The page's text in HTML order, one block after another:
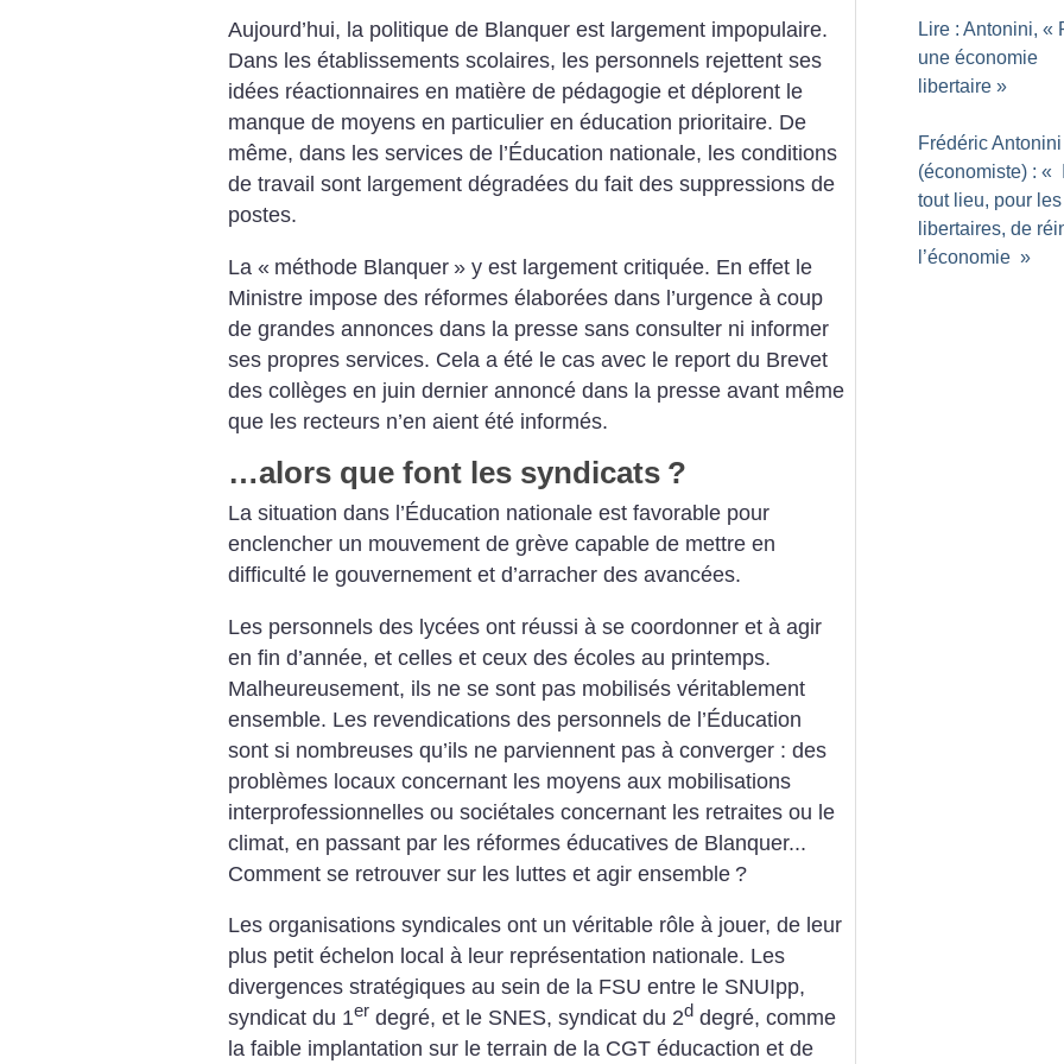
Aujourd’hui, la politique de Blanquer est largement impopulaire.
Dans les établissements scolaires, les personnels rejettent ses
idées réactionnaires en matière de pédagogie et déplorent le
manque de moyens en particulier en éducation prioritaire. De
même, dans les services de l’Éducation nationale, les conditions
de travail sont largement dégradées du fait des suppressions de
postes.
La « méthode Blanquer » y est largement critiquée. En effet le
Ministre impose des réformes élaborées dans l’urgence à coup
de grandes annonces dans la presse sans consulter ni informer
ses propres services. Cela a été le cas avec le report du Brevet
des collèges en juin dernier annoncé dans la presse avant même
que les recteurs n’en aient été informés.
…alors que font les syndicats ?
La situation dans l’Éducation nationale est favorable pour
enclencher un mouvement de grève capable de mettre en
difficulté le gouvernement et d’arracher des avancées.
Les personnels des lycées ont réussi à se coordonner et à agir
en fin d’année, et celles et ceux des écoles au printemps.
Malheureusement, ils ne se sont pas mobilisés véritablement
ensemble. Les revendications des personnels de l’Éducation
sont si nombreuses qu’ils ne parviennent pas à converger : des
problèmes locaux concernant les moyens aux mobilisations
interprofessionnelles ou sociétales concernant les retraites ou le
climat, en passant par les réformes éducatives de Blanquer...
Comment se retrouver sur les luttes et agir ensemble ?
Les organisations syndicales ont un véritable rôle à jouer, de leur
plus petit échelon local à leur représentation nationale. Les
divergences stratégiques au sein de la FSU entre le SNUIpp,
syndicat du 1er degré, et le SNES, syndicat du 2d degré, comme
la faible implantation sur le terrain de la CGT éducaction et de
Lire : Antonini, «
une économie
libertaire »
Frédéric Antonini
(économiste) : «
tout lieu, pour les
libertaires, de
l’économie »